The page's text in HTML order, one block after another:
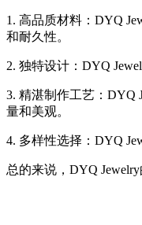
1. 高品质材料：DYQ
和耐久性。
2. 独特设计：DYQ
3. 精湛制作工艺：DYQ
量和美观。
4. 多样性选择：DYQ
总的来说，DYQ